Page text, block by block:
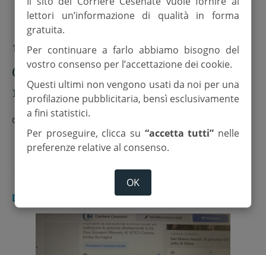
12 Agosto 2022
Oggi il Corriere Cesenate compie
111 anni
di F.z.
DIOCESI
lettori un’informazione di qualità in forma
gratuita.
Per continuare a farlo abbiamo bisogno del
vostro consenso per l’accettazione dei cookie.
Questi ultimi non vengono usati da noi per una
profilazione pubblicitaria, bensì esclusivamente
a fini statistici.
Per proseguire, clicca su “accetta tutti” nelle
preferenze relative al consenso.
OK